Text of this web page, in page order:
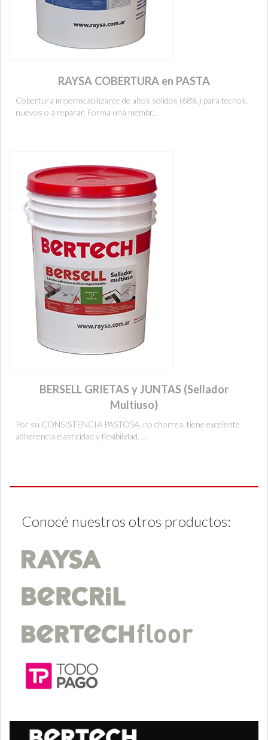
RAYSA COBERTURA en PASTA
Cobertura impermeabilizante de altos solidos (68% ) para techos,
nuevos o a reparar. Forma una membr...
BERSELL GRIETAS y JUNTAS (Sellador
Multiuso)
Por su CONSISTENCIA PASTOSA, no chorrea, tiene excelente
adherencia,elasticidad y flexibilidad. ...
Conocé nuestros otros productos: